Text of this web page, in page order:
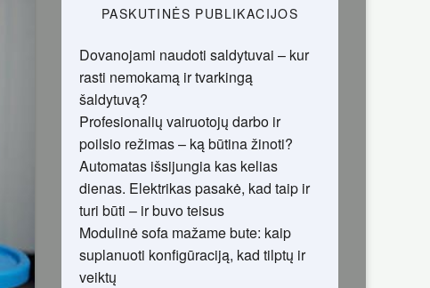
PASKUTINĖS PUBLIKACIJOS
Dovanojami naudoti saldytuvai – kur
rasti nemokamą ir tvarkingą
šaldytuvą?
Profesionalių vairuotojų darbo ir
poilsio režimas – ką būtina žinoti?
Automatas išsijungia kas kelias
dienas. Elektrikas pasakė, kad taip ir
turi būti – ir buvo teisus
Modulinė sofa mažame bute: kaip
suplanuoti konfigūraciją, kad tilptų ir
veiktų